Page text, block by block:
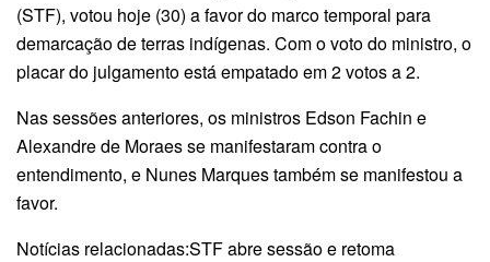
(STF), votou hoje (30) a favor do marco temporal para
demarcação de terras indígenas. Com o voto do ministro, o
placar do julgamento está empatado em 2 votos a 2.
Nas sessões anteriores, os ministros Edson Fachin e
Alexandre de Moraes se manifestaram contra o
entendimento, e Nunes Marques também se manifestou a
favor.
Notícias relacionadas:STF abre sessão e retoma